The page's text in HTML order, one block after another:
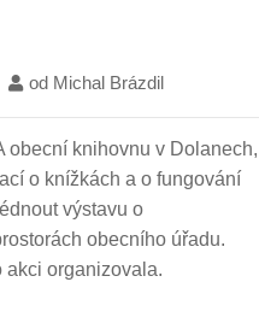
od Michal Brázdil
obecní knihovnu v Dolanech,
o knížkách a o fungování
výstavu o
obecního úřadu.
akci organizovala.